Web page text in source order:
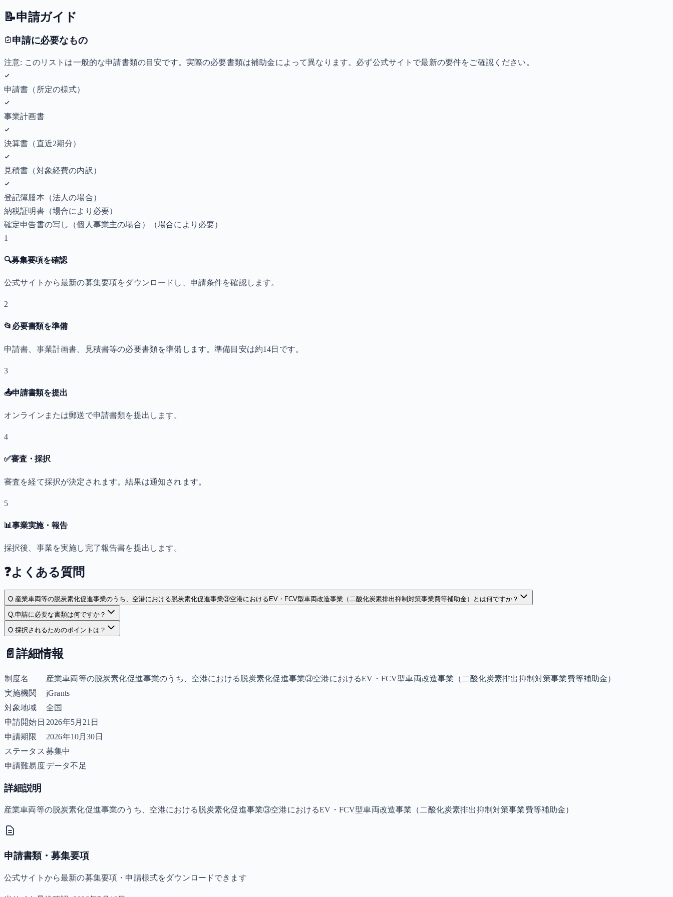
📝申請ガイド
申請に必要なもの
注意: このリストは一般的な申請書類の目安です。実際の必要書類は補助金によって異なります。必ず公式サイトで最新の要件をご確認ください。
申請書（所定の様式）
事業計画書
決算書（直近2期分）
見積書（対象経費の内訳）
登記簿謄本（法人の場合）
納税証明書（場合により必要）
確定申告書の写し（個人事業主の場合）
（場合により必要）
1
🔍募集要項を確認
公式サイトから最新の募集要項をダウンロードし、申請条件を確認します。
2
📂 必要書類を準備
申請書、事業計画書、見積書等の必要書類を準備します。準備目安は約14日です。
3
📤申請書類を提出
オンラインまたは郵送で申請書類を提出します。
4
✅審査・採択
審査を経て採択が決定されます。結果は通知されます。
5
📊事業実施・報告
採択後、事業を実施し完了報告書を提出します。
❓よくある質問
Q.産業車両等の脱炭素化促進事業のうち、空港における脱炭素化促進事業③空港におけるEV・FCV型車両改造事業（二酸化炭素排出抑制対策事業費等補助金）とは何ですか？
Q.申請に必要な書類は何ですか？
Q.採択されるためのポイントは？
📄 詳細情報
制度名
産業車両等の脱炭素化促進事業のうち、空港における脱炭素化促進事業③空港におけるEV・FCV型車両改造事業（二酸化炭素排出抑制対策事業費等補助金）
実施機関
jGrants
対象地域
全国
申請開始日 2026年5月21日
申請期限
2026年10月30日
ステータス 募集中
申請難易度データ不足
詳細説明
産業車両等の脱炭素化促進事業のうち、空港における脱炭素化促進事業③空港におけるEV・FCV型車両改造事業（二酸化炭素排出抑制対策事業費等補助金）
申請書類・募集要項
公式サイトから最新の募集要項・申請様式をダウンロードできます